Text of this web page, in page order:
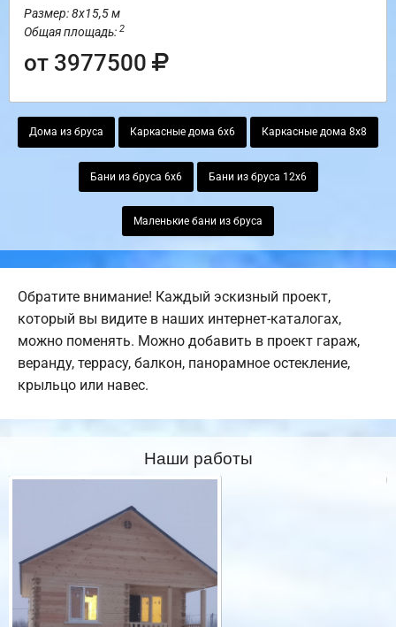
Размер: 8х15,5 м
Общая площадь: 2
от 3977500
Дома из бруса Каркасные дома 6х6 Каркасные дома 8х8
Бани из бруса 6х6 Бани из бруса 12х6
Маленькие бани из бруса
Обратите внимание! Каждый эскизный проект,
который вы видите в наших интернет-каталогах,
можно поменять. Можно добавить в проект гараж,
веранду, террасу, балкон, панорамное остекление,
крыльцо или навес.
Наши работы